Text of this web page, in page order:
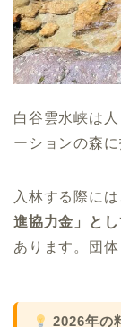
白谷雲水峡は
ーションの森
入林する際に
進協力金」と
あります。団
2026年の